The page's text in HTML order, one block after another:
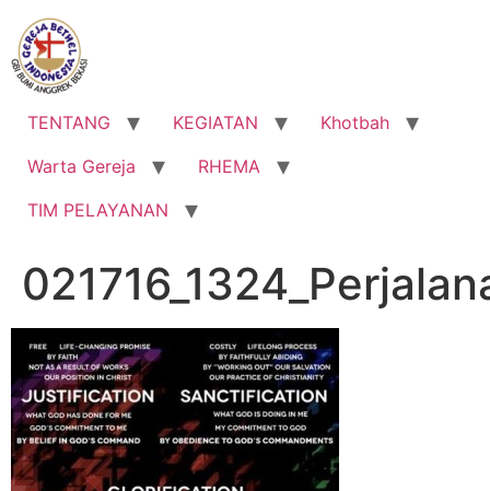
Lewati
konten
TENTANG KEGIATAN
Khotbah
Warta Gereja
RHEMA
TIM PELAYANAN